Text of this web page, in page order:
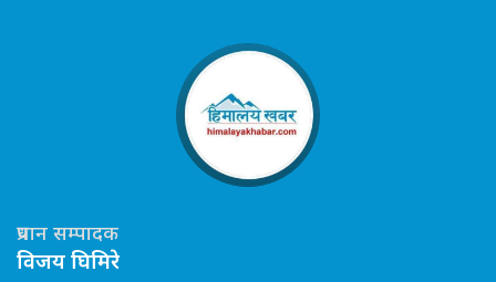
प्रधान सम्पादक
विजय घिमिरे